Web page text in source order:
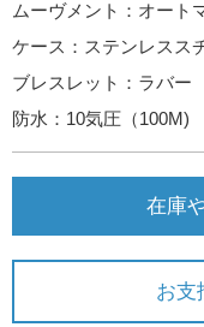
ムーヴメント：オート
ケース：ステンレスス
ブレスレット：ラバー
防水：10気圧（100M)
在庫
お支